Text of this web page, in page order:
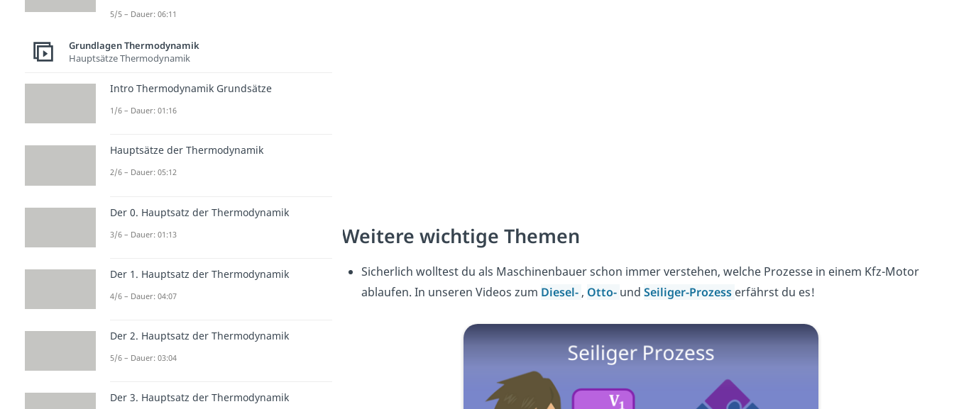
Weitere wichtige Themen
Sicherlich wolltest du als Maschinenbauer schon immer verstehen, welche Prozesse in einem Kfz-Motor
ablaufen. In unseren Videos zum Diesel- , Otto- undSeiliger-Prozess erfährst du es!
5/5 – Dauer: 06:11
Grundlagen Thermodynamik
Hauptsätze Thermodynamik
Intro Thermodynamik Grundsätze
1/6 – Dauer: 01:16
Hauptsätze der Thermodynamik
2/6 – Dauer: 05:12
Der 0. Hauptsatz der Thermodynamik
3/6 – Dauer: 01:13
Der 1. Hauptsatz der Thermodynamik
4/6 – Dauer: 04:07
Der 2. Hauptsatz der Thermodynamik
5/6 – Dauer: 03:04
Der 3. Hauptsatz der Thermodynamik